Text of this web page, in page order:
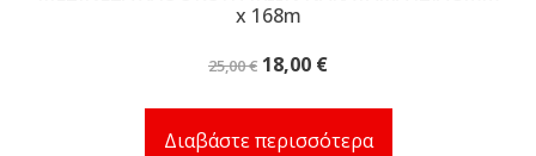
x 168m
25,00€ Original
25,00 €.
18,00 €Η
είναι:
Διαβάστε περισσότερα